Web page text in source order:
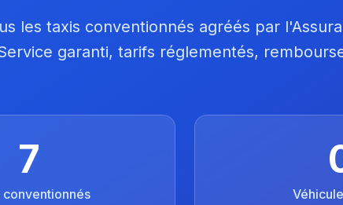
les taxis conventionnés agréés par
garanti, tarifs réglementés,
7
conventionnés